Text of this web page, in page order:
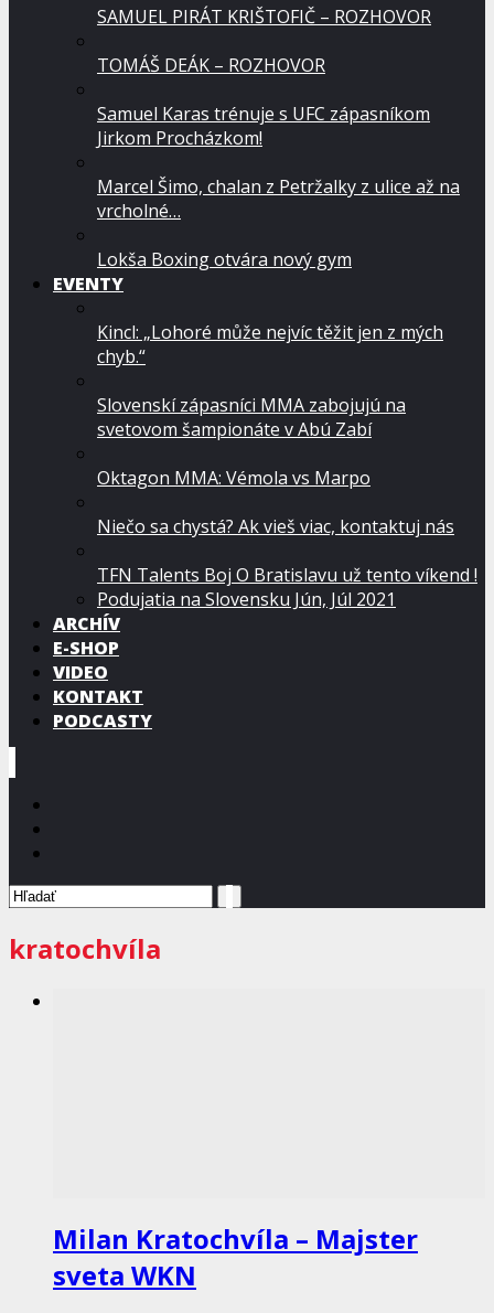
SAMUEL PIRÁT KRIŠTOFIČ – ROZHOVOR
TOMÁŠ DEÁK – ROZHOVOR
Samuel Karas trénuje s UFC zápasníkom
Jirkom Procházkom!
Marcel Šimo, chalan z Petržalky z ulice až na
vrcholné…
Lokša Boxing otvára nový gym
EVENTY
Kincl: „Lohoré může nejvíc těžit jen z mých
chyb.“
Slovenskí zápasníci MMA zabojujú na
svetovom šampionáte v Abú Zabí
Oktagon MMA: Vémola vs Marpo
Niečo sa chystá? Ak vieš viac, kontaktuj nás
TFN Talents Boj O Bratislavu už tento víkend !
Podujatia na Slovensku Jún, Júl 2021
ARCHÍV
E-SHOP
VIDEO
KONTAKT
PODCASTY
kratochvíla
Milan Kratochvíla – Majster
sveta WKN